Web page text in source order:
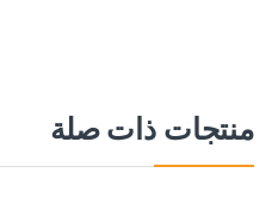
منتجات ذات صلة